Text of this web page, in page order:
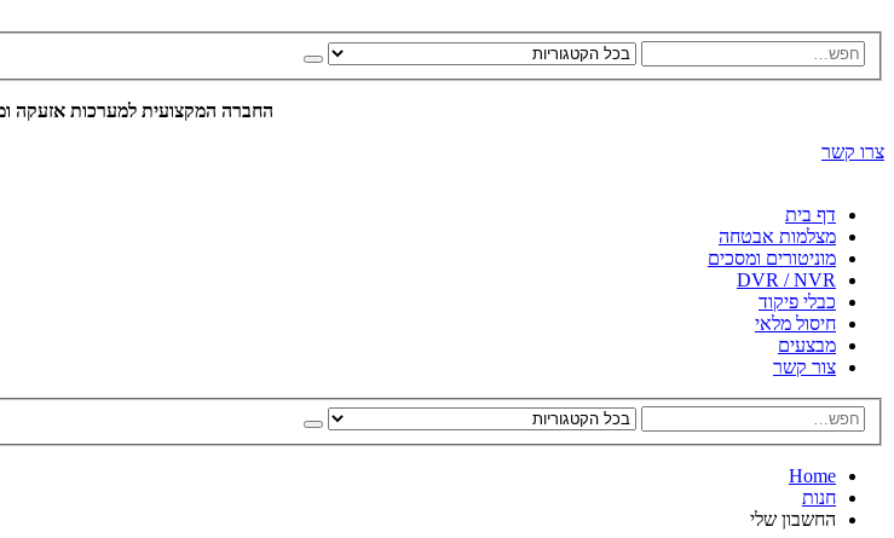
החברה המקצועית למערכות אזעקה
צרו קשר
דף בית
מצלמות אבטחה
מוניטורים ומסכים
DVR / NVR
כבלי פיקוד
חיסול מלאי
מבצעים
צור קשר
Home
חנות
החשבון שלי